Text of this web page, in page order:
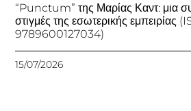
“Punctum” της Μαρίας Καντ: μια
στιγμές της εσωτερικής εμπειρίας
9789600127034)
15/07/2026